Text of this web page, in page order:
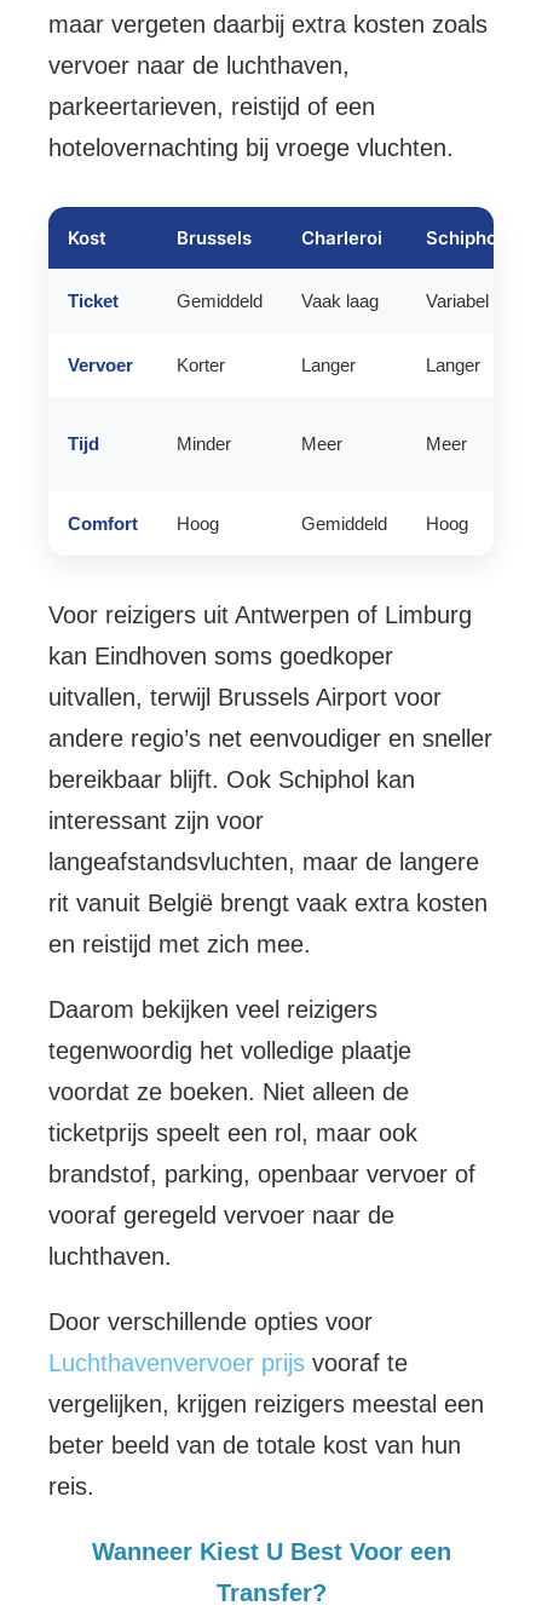
maar vergeten daarbij extra kosten zoals
vervoer naar de luchthaven,
parkeertarieven, reistijd of een
hotelovernachting bij vroege vluchten.
Kost Brussels Charleroi Schiphol
Ticket Gemiddeld Vaak laag Variabel
Vervoer Korter Langer Langer
Tijd Minder Meer Meer
Comfort Hoog Gemiddeld Hoog
Voor reizigers uit Antwerpen of Limburg
kan Eindhoven soms goedkoper
uitvallen, terwijl Brussels Airport voor
andere regio’s net eenvoudiger en sneller
bereikbaar blijft. Ook Schiphol kan
interessant zijn voor
langeafstandsvluchten, maar de langere
rit vanuit België brengt vaak extra kosten
en reistijd met zich mee.
Daarom bekijken veel reizigers
tegenwoordig het volledige plaatje
voordat ze boeken. Niet alleen de
ticketprijs speelt een rol, maar ook
brandstof, parking, openbaar vervoer of
vooraf geregeld vervoer naar de
luchthaven.
Door verschillende opties voor
Luchthavenvervoer prijsvooraf te
vergelijken, krijgen reizigers meestal een
beter beeld van de totale kost van hun
reis.
Wanneer Kiest U Best Voor een
Transfer?